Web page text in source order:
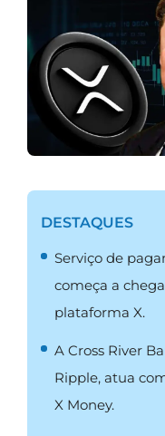
DESTAQUES
Serviço de
começa a
plataforma X.
A Cross River
Ripple, atua
X Money.